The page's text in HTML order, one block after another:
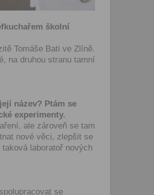
školní
Tomáše Bati ve Zlíně.
na druhou stranu tamní
název? Ptám se
experimenty.
ale zároveň se tam
nové věci, zlepšit se
laboratoř nových
se
obchodní podmínky